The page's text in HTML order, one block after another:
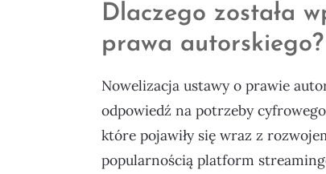
Dlaczego została
prawa autorskiego?
Nowelizacja ustawy o prawie
odpowiedź na potrzeby
które pojawiły się wraz z
popularnością platform